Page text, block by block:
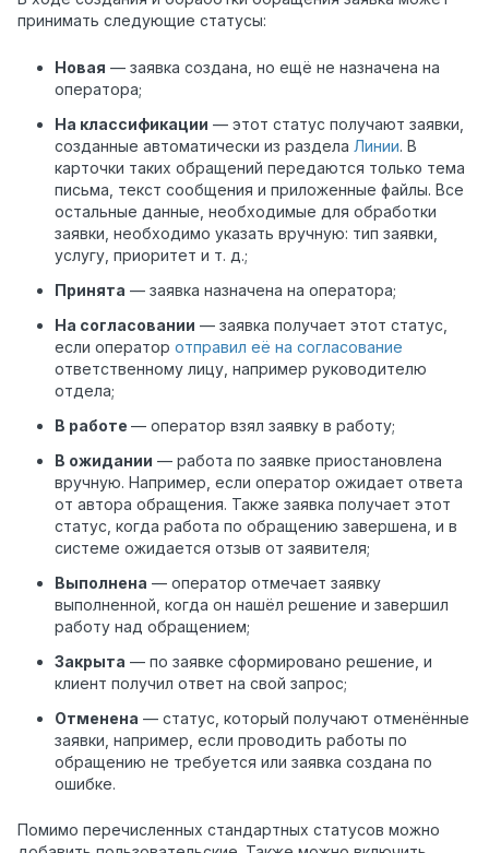
принимать следующие статусы:
Новая — заявка создана, но ещё не назначена на
оператора;
На классификации — этот статус получают заявки,
созданные автоматически из раздела Линии. В
карточки таких обращений передаются только тема
письма, текст сообщения и приложенные файлы. Все
остальные данные, необходимые для обработки
заявки, необходимо указать вручную: тип заявки,
услугу, приоритет и т. д.;
Принята — заявка назначена на оператора;
На согласовании — заявка получает этот статус,
если оператор отправил её на согласование
ответственному лицу, например руководителю
отдела;
В работе — оператор взял заявку в работу;
В ожидании — работа по заявке приостановлена
вручную. Например, если оператор ожидает ответа
от автора обращения. Также заявка получает этот
статус, когда работа по обращению завершена, и в
системе ожидается отзыв от заявителя;
Выполнена — оператор отмечает заявку
выполненной, когда он нашёл решение и завершил
работу над обращением;
Закрыта — по заявке сформировано решение, и
клиент получил ответ на свой запрос;
Отменена — статус, который получают отменённые
заявки, например, если проводить работы по
обращению не требуется или заявка создана по
ошибке.
Помимо перечисленных стандартных статусов можно